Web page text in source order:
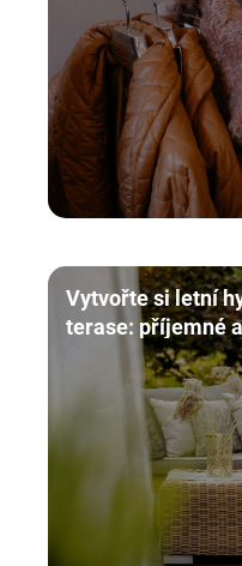
Vytvořte si letní
terase: příjemné
pohodlí domova